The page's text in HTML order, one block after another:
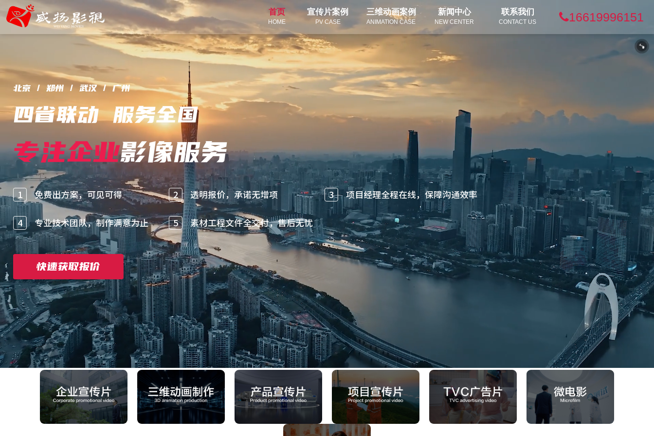
首页
HOME
宣传片案例
PV CASE
三维动画案例
ANIMATION CASE
新闻中心
NEW CENTER
联系我们
CONTACT US 16619996151
北京 / 郑州 / 武汉 / 广州
四省联动 服务全国
专注企业影像服务
1 免费出方案，可见可得 2 透明报价，承诺无增项 3 项目经理全程在线，保障沟通效率
4 专业技术团队，制作满意为止 5 素材工程文件全交付，售后无忧
快速获取报价